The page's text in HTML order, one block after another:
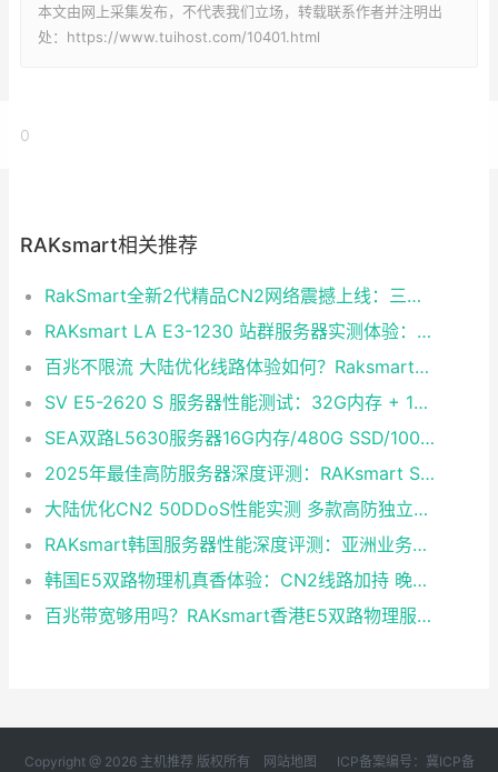
本文由网上采集发布，不代表我们立场，转载联系作者并注明出
处：https://www.tuihost.com/10401.html
0
RAKsmart相关推荐
RakSmart全新2代精品CN2网络震撼上线：三网融合铸就企业级黄金链路
RAKsmart LA E3-1230 站群服务器实测体验：稳定够用的性价比之选
百兆不限流 大陆优化线路体验如何？Raksmart双路E5裸金属云深度评测
SV E5-2620 S 服务器性能测试：32G内存 + 1T硬盘 + CN2 30M独享带宽实测
SEA双路L5630服务器16G内存/480G SSD/100M独享不限流量 大陆优化CentOS 7.0即开即用
2025年最佳高防服务器深度评测：RAKsmart SV E3-1230成性价比黑马
大陆优化CN2 50DDoS性能实测 多款高防独立服务器半价续费同享
RAKsmart韩国服务器性能深度评测：亚洲业务的高速稳定之选
韩国E5双路物理机真香体验：CN2线路加持 晚高峰表现稳定
百兆带宽够用吗？RAKsmart香港E5双路物理服务器深度体验
Copyright @ 2026 主机推荐 版权所有 网站地图 ICP备案编号：冀ICP备